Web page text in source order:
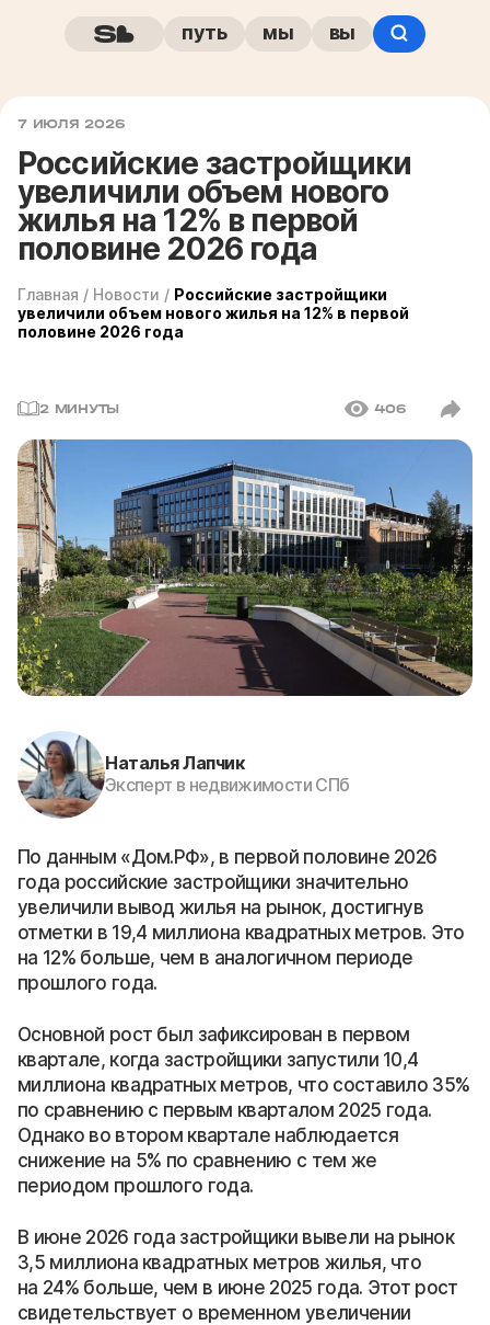
путь мы вы
7 ИЮЛЯ 2026
Российские застройщики
увеличили объем нового
жилья на 12% в первой
половине 2026 года
Главная / Новости / Российские застройщики
увеличили объем нового жилья на 12% в первой
половине 2026 года
2 МИНУТЫ 406
Наталья Лапчик
Эксперт в недвижимости СПб
По данным «Дом.РФ», в первой половине 2026
года российские застройщики значительно
увеличили вывод жилья на рынок, достигнув
отметки в 19,4 миллиона квадратных метров. Это
на 12% больше, чем в аналогичном периоде
прошлого года.
Основной рост был зафиксирован в первом
квартале, когда застройщики запустили 10,4
миллиона квадратных метров, что составило 35%
по сравнению с первым кварталом 2025 года.
Однако во втором квартале наблюдается
снижение на 5% по сравнению с тем же
периодом прошлого года.
В июне 2026 года застройщики вывели на рынок
3,5 миллиона квадратных метров жилья, что
на 24% больше, чем в июне 2025 года. Этот рост
свидетельствует о временном увеличении